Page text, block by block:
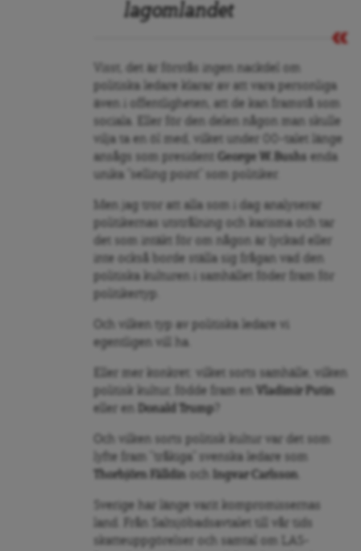
lagomlandet
Visst, det är förstås ingen nackdel om
politiska ledare klarar av att vara personliga
även i offentligheten, att de kan framstå som
sociala. Eller för den delen någon man skulle
vilja ta en öl med, vilket under 00-talet länge
ansågs som president
George W. Bushs enda
unika ”selling point” som politiker.
Men jag tror att alla som i dag analyserar
politikernas utstrålning och karisma och tar
det som intäkt för om någon är lyckad eller
inte också borde ställa sig frågan vad den
politiska kulturen i samhället föder fram för
politikertyp.
Och vilken typ av politiska ledare vi
egentligen vill ha.
Eller mer konkret: vilket sorts samhälle, vilken
politisk kultur, födde fram en
Vladimir Putin
eller en
Donald Trump
Och vilken sorts politisk kultur var det som
lyfte fram ”tråkiga” svenska ledare som
Thorbjörn Fälldin
Ingvar Carlsson
Sverige har länge varit kompromissernas
land. Från Saltsjöbadsavtalet till vår tids
skatteuppgörelser och samtal om LAS-